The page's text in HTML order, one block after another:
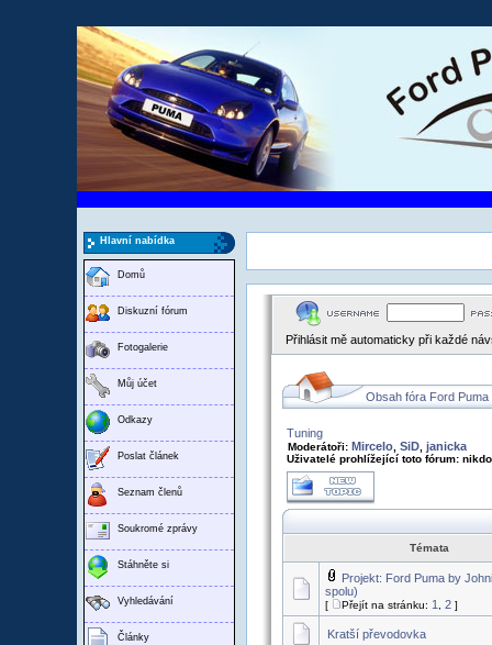
Hlavní nabídka
Domů
Diskuzní fórum
Fotogalerie
Můj účet
Odkazy
Poslat článek
Seznam členů
Soukromé zprávy
Stáhněte si
Vyhledávání
Články
Přihlásit mě automaticky při každé
Obsah fóra Ford Puma
Tuning
Moderátoři: Mircelo SiD janicka
Uživatelé prohlížející toto fórum:
Témata
Projekt: Ford Puma by
spolu)
[ Přejít na stránku: 1 2 ]
Kratší převodovka